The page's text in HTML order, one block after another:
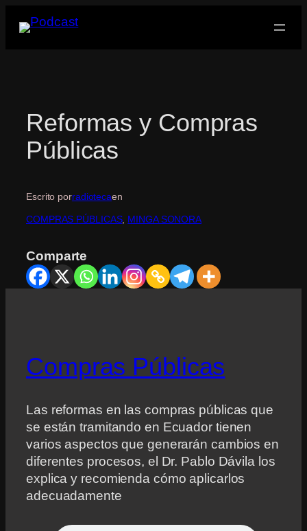
Reformas y Compras
Públicas
Escrito porradiotecaen
COMPRAS PÚBLICAS, MINGA SONORA
Comparte
Compras Públicas
Las reformas en las compras públicas que
se están tramitando en Ecuador tienen
varios aspectos que generarán cambios en
diferentes procesos, el Dr. Pablo Dávila los
explica y recomienda cómo aplicarlos
adecuadamente